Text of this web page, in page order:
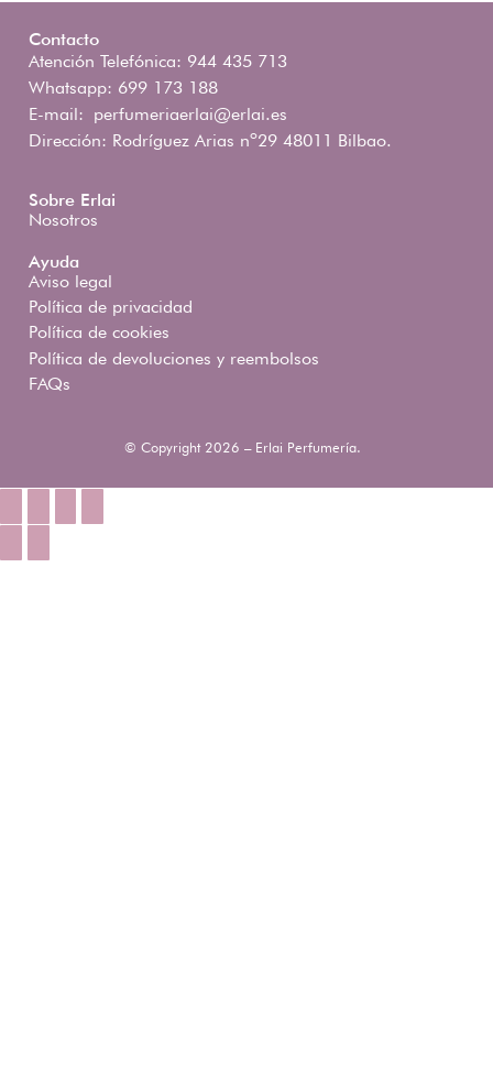
Contacto
Atención Telefónica: 944 435 713
Whatsapp: 699 173 188
E-mail: perfumeriaerlai@erlai.es
Dirección: Rodríguez Arias nº29 48011 Bilbao.
Sobre Erlai
Nosotros
Ayuda
Aviso legal
Política de privacidad
Política de cookies
Política de devoluciones y reembolsos
FAQs
© Copyright 2026 – Erlai Perfumería.